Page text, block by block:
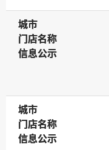
城市
城市
门店名称
门店名称
信息公示
信息公示
城市
城市
门店名称
门店名称
信息公示
信息公示